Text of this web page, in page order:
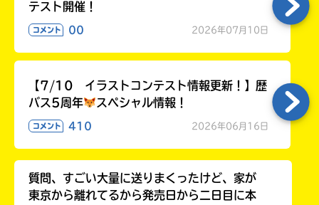
テスト開催！
コメント 00 2026年07月10日
【7/10 イラストコンテスト情報更新！】歴
バス5周年
スペシャル情報！
コメント 410 2026年06月16日
質問、すごい大量に送りまくったけど、家が
東京から離れてるから発売日から二日目に本